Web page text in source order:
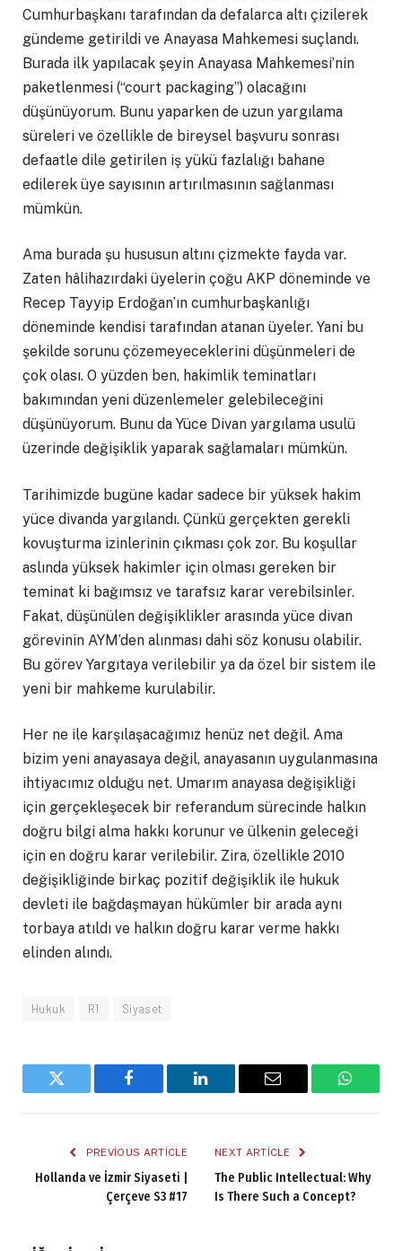
Cumhurbaşkanı tarafından da defalarca altı çizilerek
gündeme getirildi ve Anayasa Mahkemesi suçlandı.
Burada ilk yapılacak şeyin Anayasa Mahkemesi’nin
paketlenmesi (“court packaging”) olacağını
düşünüyorum. Bunu yaparken de uzun yargılama
süreleri ve özellikle de bireysel başvuru sonrası
defaatle dile getirilen iş yükü fazlalığı bahane
edilerek üye sayısının artırılmasının sağlanması
mümkün.
Ama burada şu hususun altını çizmekte fayda var.
Zaten hâlihazırdaki üyelerin çoğu AKP döneminde ve
Recep Tayyip Erdoğan’ın cumhurbaşkanlığı
döneminde kendisi tarafından atanan üyeler. Yani bu
şekilde sorunu çözemeyeceklerini düşünmeleri de
çok olası. O yüzden ben, hakimlik teminatları
bakımından yeni düzenlemeler gelebileceğini
düşünüyorum. Bunu da Yüce Divan yargılama usulü
üzerinde değişiklik yaparak sağlamaları mümkün.
Tarihimizde bugüne kadar sadece bir yüksek hakim
yüce divanda yargılandı. Çünkü gerçekten gerekli
kovuşturma izinlerinin çıkması çok zor. Bu koşullar
aslında yüksek hakimler için olması gereken bir
teminat ki bağımsız ve tarafsız karar verebilsinler.
Fakat, düşünülen değişiklikler arasında yüce divan
görevinin AYM’den alınması dahi söz konusu olabilir.
Bu görev Yargıtaya verilebilir ya da özel bir sistem ile
yeni bir mahkeme kurulabilir.
Her ne ile karşılaşacağımız henüz net değil. Ama
bizim yeni anayasaya değil, anayasanın uygulanmasına
ihtiyacımız olduğu net. Umarım anayasa değişikliği
için gerçekleşecek bir referandum sürecinde halkın
doğru bilgi alma hakkı korunur ve ülkenin geleceği
için en doğru karar verilebilir. Zira, özellikle 2010
değişikliğinde birkaç pozitif değişiklik ile hukuk
devleti ile bağdaşmayan hükümler bir arada aynı
torbaya atıldı ve halkın doğru karar verme hakkı
elinden alındı.
Hukuk R1 Siyaset
Twitter Facebook LinkedIn Email
PREVIOUS ARTICLE
Hollanda ve İzmir Siyaseti |
Çerçeve S3 #17
NEXT ARTICLE
The Public Intellectual: Why
Is There Such a Concept?